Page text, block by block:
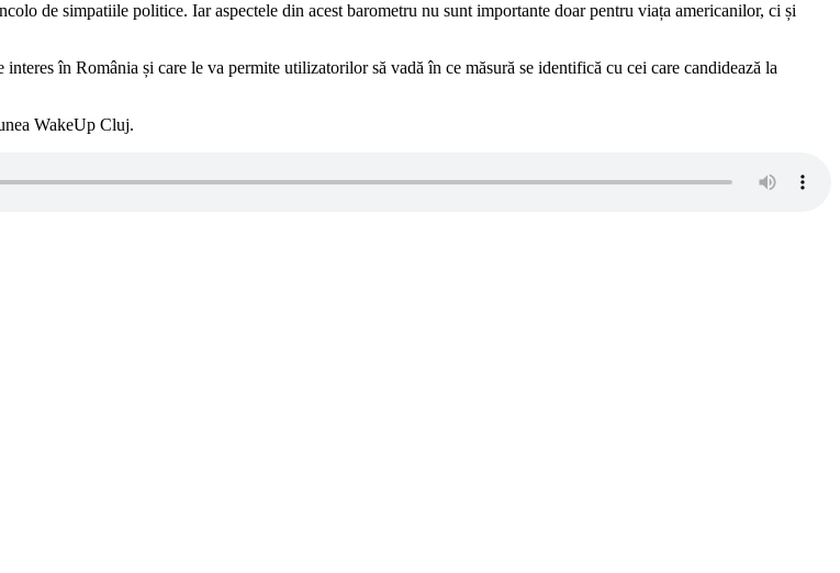
de simpatiile politice. Iar aspectele din acest barometru nu sunt importante doar pentru viața americanilor, ci și
în România și care le va permite utilizatorilor să vadă în ce măsură se identifică cu cei care candidează la
WakeUp Cluj.